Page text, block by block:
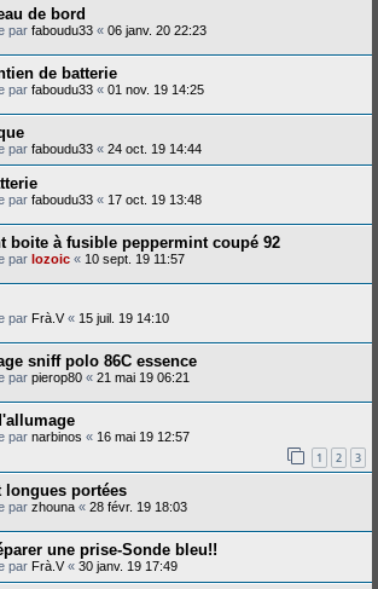
de bord
par faboudu33 « 06 janv. 20 22:23
de batterie
par faboudu33 « 01 nov. 19 14:25
par faboudu33 « 24 oct. 19 14:44
par faboudu33 « 17 oct. 19 13:48
boite à fusible peppermint coupé 92
par lozoic « 10 sept. 19 11:57
par Frà.V« 15 juil. 19 14:10
sniff polo 86C essence
par pierop80 « 21 mai 19 06:21
par narbinos « 16 mai 19 12:57
1 2 3
longues portées
par zhouna « 28 févr. 19 18:03
une prise-Sonde bleu!!
par Frà.V« 30 janv. 19 17:49